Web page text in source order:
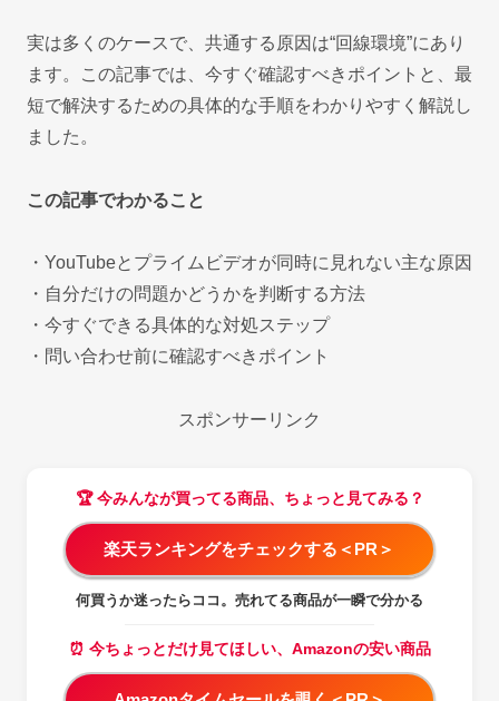
実は多くのケースで、共通する原因は“回線環境”にあり
ます。この記事では、今すぐ確認すべきポイントと、最
短で解決するための具体的な手順をわかりやすく解説し
ました。
この記事でわかること
・YouTubeとプライムビデオが同時に見れない主な原因
・自分だけの問題かどうかを判断する方法
・今すぐできる具体的な対処ステップ
・問い合わせ前に確認すべきポイント
スポンサーリンク
🏆 今みんなが買ってる商品、ちょっと見てみる？
楽天ランキングをチェックする＜PR＞
何買うか迷ったらココ。売れてる商品が一瞬で分かる
⏰ 今ちょっとだけ見てほしい、Amazonの安い商品